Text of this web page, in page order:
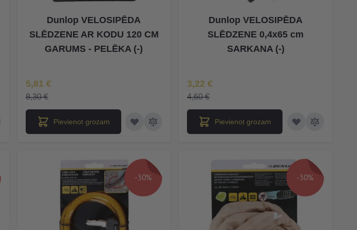
Dunlop VELOSIPĒDA
SLĒDZENE AR KODU 120 CM
GARUMS - PELĒKA (-)
Īpaša Cena
5,81 €
8,30 €
Pievienot grozam
Dunlop VELOSIPĒDA
SLĒDZENE 0,4x65 cm
SARKANA (-)
Īpaša Cena
3,22 €
4,60 €
Pievienot grozam
-30% -30%